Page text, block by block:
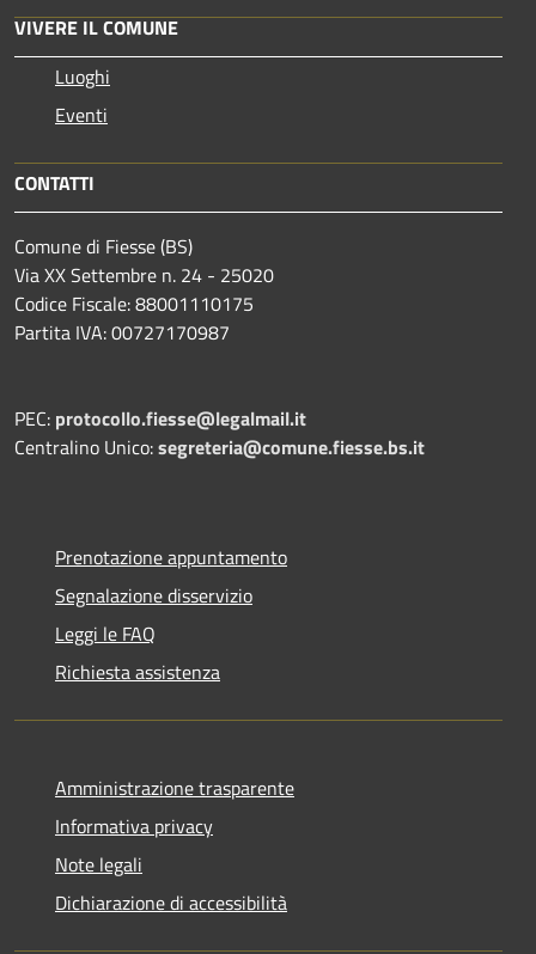
VIVERE IL COMUNE
Luoghi
Eventi
CONTATTI
Comune di Fiesse (BS)
Via XX Settembre n. 24 - 25020
Codice Fiscale: 88001110175
Partita IVA: 00727170987
PEC: protocollo.fiesse@legalmail.it
Centralino Unico:segreteria@comune.fiesse.bs.it
Prenotazione appuntamento
Segnalazione disservizio
Leggi le FAQ
Richiesta assistenza
Amministrazione trasparente
Informativa privacy
Note legali
Dichiarazione di accessibilità